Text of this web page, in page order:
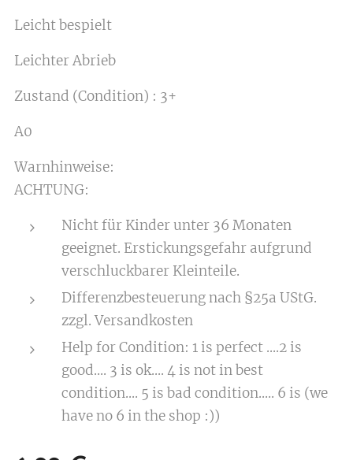
Leicht bespielt
Leichter Abrieb
Zustand (Condition) : 3+
A0
Warnhinweise:
ACHTUNG:
Nicht für Kinder unter 36 Monaten
geeignet. Erstickungsgefahr aufgrund
verschluckbarer Kleinteile.
Differenzbesteuerung nach §25a UStG.
zzgl. Versandkosten
Help for Condition: 1 is perfect ....2 is
good.... 3 is ok.... 4 is not in best
condition.... 5 is bad condition..... 6 is (we
have no 6 in the shop :))